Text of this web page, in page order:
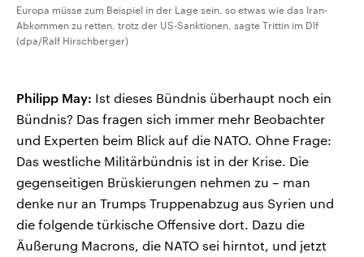
Europa müsse zum Beispiel in der Lage sein, so etwas wie das Iran-
Abkommen zu retten, trotz der US-Sanktionen, sagte Trittin im Dlf
(dpa/Ralf Hirschberger)
Philipp May: Ist dieses Bündnis überhaupt noch ein
Bündnis? Das fragen sich immer mehr Beobachter
und Experten beim Blick auf die NATO. Ohne Frage:
Das westliche Militärbündnis ist in der Krise. Die
gegenseitigen Brüskierungen nehmen zu – man
denke nur an Trumps Truppenabzug aus Syrien und
die folgende türkische Offensive dort. Dazu die
Äußerung Macrons, die NATO sei hirntot, und jetzt